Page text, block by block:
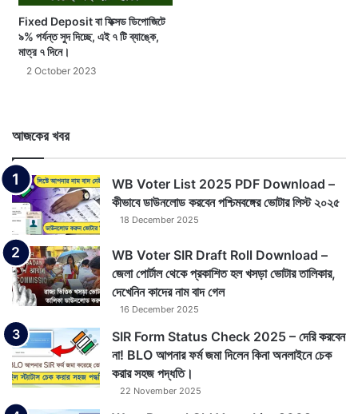
Fixed Deposit বা ফিক্সড ডিপোজিটে
৯% পর্যন্ত সুদ দিচ্ছে, এই ৭ টি ব্যাঙ্কে,
মাত্র ৭ দিনে।
2 October 2023
আজকের খবর
WB Voter List 2025 PDF Download –
কীভাবে ডাউনলোড করবেন পশ্চিমবঙ্গের ভোটার লিস্ট ২০২৫
18 December 2025
WB Voter SIR Draft Roll Download –
জেলা পোর্টাল থেকে প্রকাশিত হল খসড়া ভোটার তালিকার,
দেখেনিন কাদের নাম বাদ গেল
16 December 2025
SIR Form Status Check 2025 – দেরি করবেন
না! BLO আপনার ফর্ম জমা দিলেন কিনা অনলাইনে চেক
করার সহজ পদ্ধতি।
22 November 2025